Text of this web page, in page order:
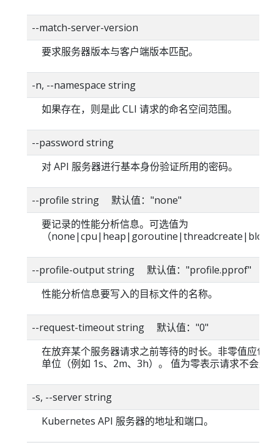
--match-server-version
要求服务器版本与客户端版本匹配。
-n, --namespace string
如果存在，则是此 CLI 请求的命名空间范围。
--password string
对 API 服务器进行基本身份验证所用的密码。
--profile string 默认值："none"
要记录的性能分析信息。可选值为
（
--profile-output string 默认值："profile.pprof"
性能分析信息要写入的目标文件的名称。
--request-timeout string 默认值："0"
在放弃某个服务器请求之前等待的时长。非零值应包
单位（例如 1s、2m、3h）。 值为零表示请求不会超
-s, --server string
Kubernetes API 服务器的地址和端口。